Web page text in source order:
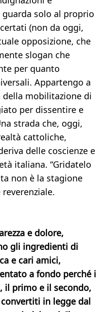
solo al proprio
(non da oggi,
opposizione, che
slogan che
per quanto
Appartengo a
della mobilitazione di
per dissentire e
strada che, oggi,
cattoliche,
delle coscienze e
italiana. “Gridatelo
non è la stagione
e dolore,
gli ingredienti di
e cari amici,
a fondo perché i
il primo e il secondo,
in legge dal